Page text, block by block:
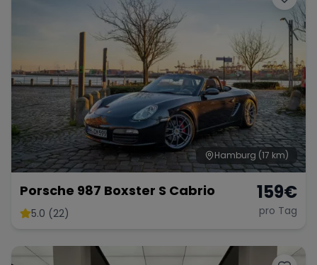
Corvette
Hamburg (17 km)
Porsche 987 Boxster S Cabrio
5.0 (22)
159€
pro Tag